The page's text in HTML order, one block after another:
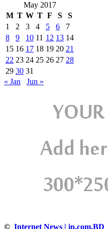
May 2017
M T W T F S
S
1
2 3 4 5 6
7
8
9 10 11 12 13 14
15 16 17 18 19 20 21
22 23 24 25 26 27 28
29 30 31
« Jan
Jun »
© Internet News | in.com.BD